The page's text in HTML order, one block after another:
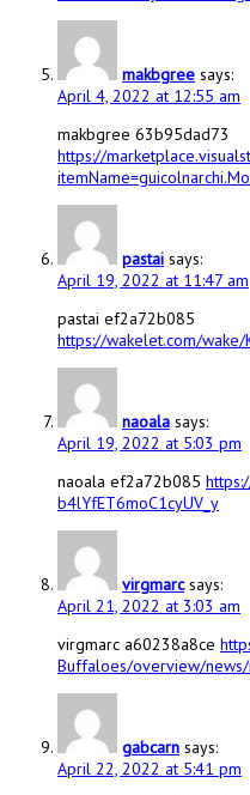
makbgree says:
April 4, 2022 at 12:55 am
makbgree 63b95dad73
https://
pastai says:
April 19, 2022 at 11:47 am
pastai ef2a72b085
https://wakelet.com/wake/
naoala says:
April 19, 2022 at 5:03 pm
naoala ef2a72b085
b4lYfET6moC1cyUV_y
virgmarc says:
April 21, 2022 at 3:03 am
virgmarc a60238a8ce
Buffaloes/overview/news/
gabcarn says:
April 22, 2022 at 5:41 pm